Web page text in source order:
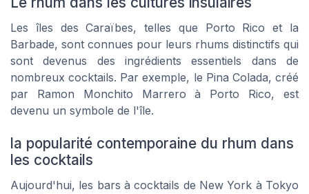
Les îles des Caraïbes, telles que Porto Rico et la
Barbade, sont connues pour leurs rhums distinctifs qui
sont devenus des ingrédients essentiels dans de
nombreux cocktails. Par exemple, le Pina Colada, créé
par Ramon Monchito Marrero à Porto Rico, est
devenu un symbole de l'île.
la popularité contemporaine du rhum dans
les cocktails
Aujourd'hui, les bars à cocktails de New York à Tokyo